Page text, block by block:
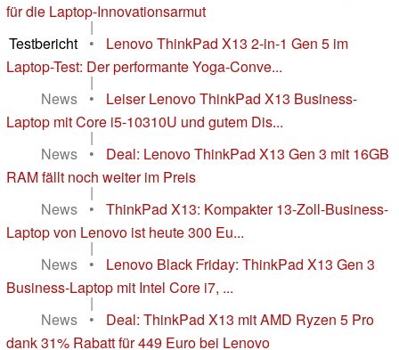
für die Laptop-Innovationsarmut
|
Testbericht
•
Lenovo ThinkPad X13 2-in-1 Gen 5 im
Laptop-Test: Der performante Yoga-Conve...
|
News
•
Leiser Lenovo ThinkPad X13 Business-
Laptop mit Core i5-10310U und gutem Dis...
|
News
•
Deal: Lenovo ThinkPad X13 Gen 3 mit 16GB
RAM fällt noch weiter im Preis
|
News
•
ThinkPad X13: Kompakter 13-Zoll-Business-
Laptop von Lenovo ist heute 300 Eu...
|
News
•
Lenovo Black Friday: ThinkPad X13 Gen 3
Business-Laptop mit Intel Core i7, ...
|
News
•
Deal: ThinkPad X13 mit AMD Ryzen 5 Pro
dank 31% Rabatt für 449 Euro bei Lenovo